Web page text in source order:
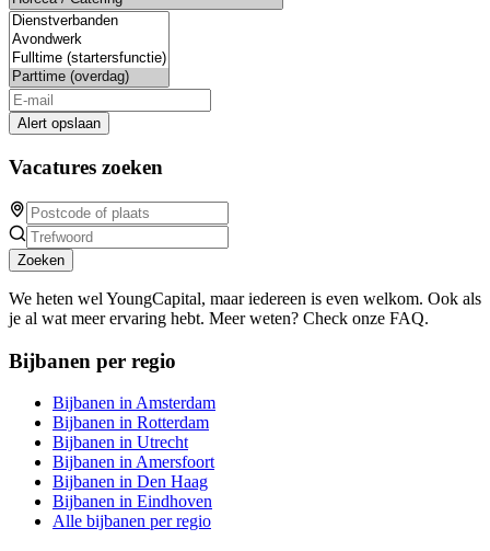
Alert opslaan
Vacatures zoeken
Zoeken
We heten wel YoungCapital, maar iedereen is even welkom. Ook als
je al wat meer ervaring hebt. Meer weten? Check onze FAQ.
Bijbanen per regio
Bijbanen in Amsterdam
Bijbanen in Rotterdam
Bijbanen in Utrecht
Bijbanen in Amersfoort
Bijbanen in Den Haag
Bijbanen in Eindhoven
Alle bijbanen per regio